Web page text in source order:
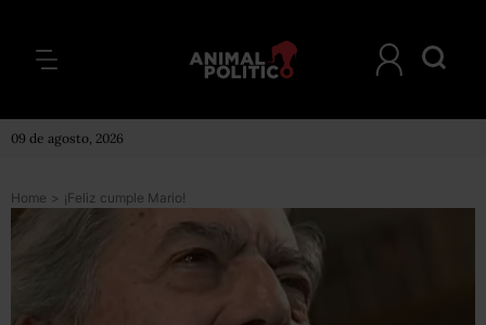
09 de agosto, 2026
Home > ¡Feliz cumple Mario!